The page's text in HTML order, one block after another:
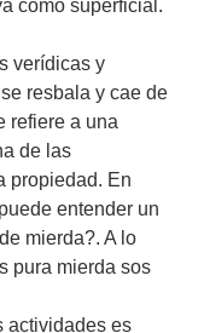
como superficial.
verídicas y
resbala y cae de
refiere a una
de las
propiedad. En
entender un
mierda?. A lo
pura mierda sos
actividades es